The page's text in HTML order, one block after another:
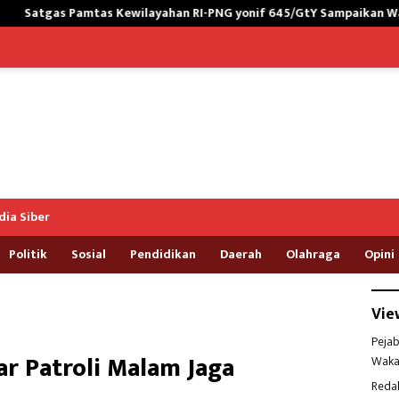
RI-PNG yonif 645/GtY Sampaikan Wasbang kepada Siswa
Siber
Politik Sosial Pendidikan Daerah Olahraga Opini
Patroli Malam Jaga